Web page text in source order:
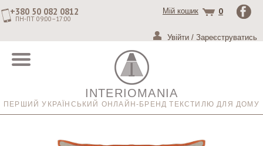
+380 50 082 0812
ПН-ПТ 09:00–17:00
Мій кошик 0
Увійти / Зареєструватись
INTERIOMANIA
ПЕРШИЙ УКРАЇНСЬКИЙ ОНЛАЙН-БРЕНД ТЕКСТИЛЮ ДЛЯ ДОМУ